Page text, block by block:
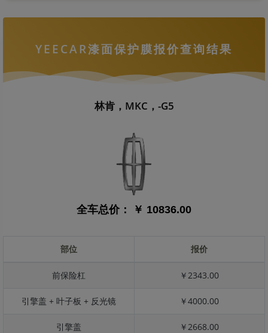
YEECAR漆面保护膜报价查询结果
林肯，MKC，-G5
全车总价： ￥ 10836.00
部位 报价
前保险杠 ￥2343.00
引擎盖 + 叶子板 + 反光镜 ￥4000.00
引擎盖 ￥2668.00